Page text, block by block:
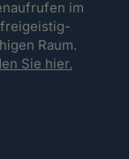
im
Raum.
Sie hier.